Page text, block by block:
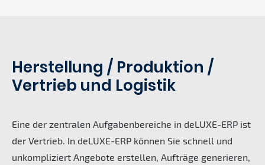
Herstellung / Produktion /
Vertrieb und Logistik
Eine der zentralen Aufgabenbereiche in deLUXE-ERP ist
der Vertrieb. In deLUXE-ERP können Sie schnell und
unkompliziert Angebote erstellen, Aufträge generieren,